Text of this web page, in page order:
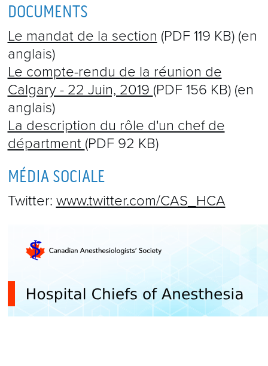
DOCUMENTS
Le mandat de la section (PDF 119 KB) (en
anglais)
Le compte-rendu de la réunion de
Calgary - 22 Juin, 2019 (PDF 156 KB) (en
anglais)
La description du rôle d'un chef de
départment (PDF 92 KB)
MÉDIA SOCIALE
Twitter: www.twitter.com/CAS_HCA